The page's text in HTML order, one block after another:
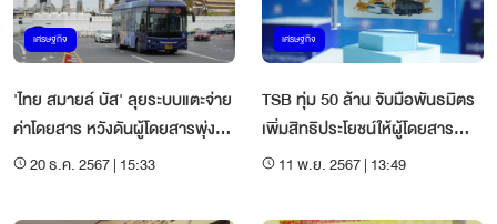
เศรษฐกิจ
'ไทย สมายล์ บัส' ลุยระบบแตะจ่าย
ค่าโดยสาร หวังดันผู้โดยสารพุ่ง
4.8 แสนคน
20 ธ.ค. 2567 | 15:33
เศรษฐกิจ
TSB ทุ่ม 50 ล้าน จับมือพันธมิตร
เพิ่มสิทธิประโยชน์ให้ผู้โดยสาร
HOP Card
11 พ.ย. 2567 | 13:49